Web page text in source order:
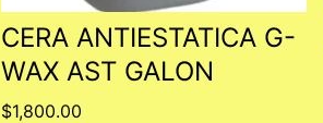
CERA ANTIESTATICA G-
WAX AST GALON
$1,800.00